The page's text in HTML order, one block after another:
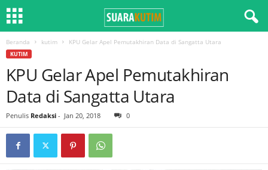
Beranda kutim KPU Gelar Apel Pemutakhiran Data di Sangatta Utara
KUTIM
KPU Gelar Apel Pemutakhiran
Data di Sangatta Utara
Penulis Redaksi - Jan 20, 2018 0